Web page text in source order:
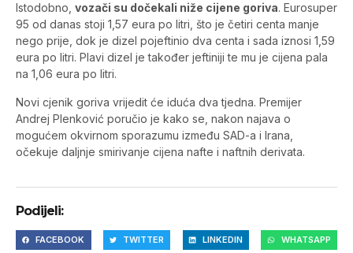
Istodobno, vozači su dočekali niže cijene goriva. Eurosuper
95 od danas stoji 1,57 eura po litri, što je četiri centa manje
nego prije, dok je dizel pojeftinio dva centa i sada iznosi 1,59
eura po litri. Plavi dizel je također jeftiniji te mu je cijena pala
na 1,06 eura po litri.
Novi cjenik goriva vrijedit će iduća dva tjedna. Premijer
Andrej Plenković poručio je kako se, nakon najava o
mogućem okvirnom sporazumu između SAD-a i Irana,
očekuje daljnje smirivanje cijena nafte i naftnih derivata.
Podijeli:
FACEBOOK TWITTER LINKEDIN WHATSAPP